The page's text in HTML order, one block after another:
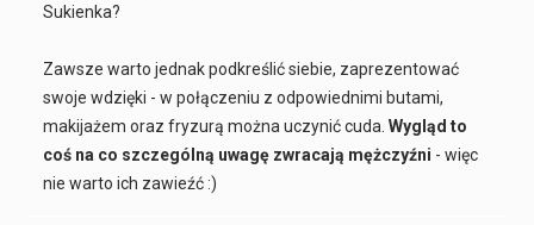
Sukienka?
Zawsze warto jednak podkreślić siebie, zaprezentować
swoje wdzięki - w połączeniu z odpowiednimi butami,
makijażem oraz fryzurą można uczynić cuda.Wygląd to
coś na co szczególną uwagę zwracają mężczyźni - więc
nie warto ich zawieźć :)